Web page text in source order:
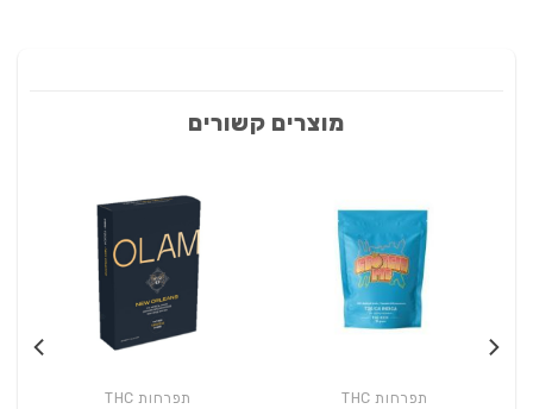
מוצרים קשורים
תפרחות THC תפרחות THC